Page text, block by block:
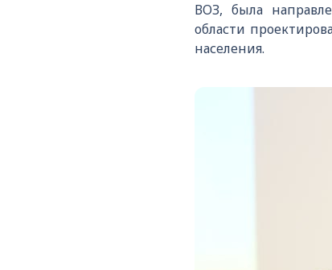
ВОЗ, была
области
населения.